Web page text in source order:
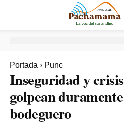
Portada › Puno
Inseguridad y
golpean
bodeguero